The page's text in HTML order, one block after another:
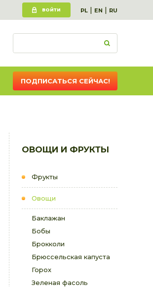
ВОЙТИ PL | EN | RU
ПОДПИСАТЬСЯ СЕЙЧАС!
ОВОЩИ И ФРУКТЫ
Фрукты
Овощи
Баклажан
Бобы
Брокколи
Брюссельская капуста
Горох
Зеленая фасоль